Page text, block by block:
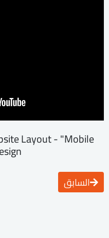
Layout - "Mobile
السابق